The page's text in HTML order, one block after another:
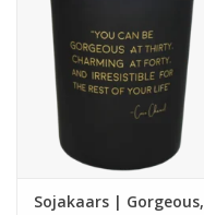
Sojakaars | Gorgeous,